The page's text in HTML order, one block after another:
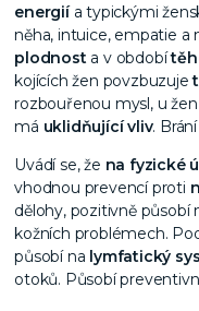
energiía typickými
něha, intuice, empatie a
plodnosta v období
kojících žen povzbuzuje
rozbouřenou mysl, u
má uklidňující vliv.
Uvádí se, že na fyzické
vhodnou prevencí proti
dělohy, pozitivně působí
kožních problémech.
působí na lymfatický
otoků. Působí